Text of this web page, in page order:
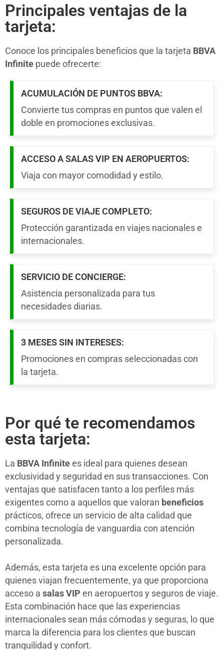
Principales ventajas de la
tarjeta:
Conoce los principales beneficios que la tarjeta BBVA
Infinite puede ofrecerte:
ACUMULACIÓN DE PUNTOS BBVA:
Convierte tus compras en puntos que valen el
doble en promociones exclusivas.
ACCESO A SALAS VIP EN AEROPUERTOS:
Viaja con mayor comodidad y estilo.
SEGUROS DE VIAJE COMPLETO:
Protección garantizada en viajes nacionales e
internacionales.
SERVICIO DE CONCIERGE:
Asistencia personalizada para tus
necesidades diarias.
3 MESES SIN INTERESES:
Promociones en compras seleccionadas con
la tarjeta.
Por qué te recomendamos
esta tarjeta:
La BBVA Infinite es ideal para quienes desean
exclusividad y seguridad en sus transacciones. Con
ventajas que satisfacen tanto a los perfiles más
exigentes como a aquellos que valoran beneficios
prácticos, ofrece un servicio de alta calidad que
combina tecnología de vanguardia con atención
personalizada.
Además, esta tarjeta es una excelente opción para
quienes viajan frecuentemente, ya que proporciona
acceso a salas VIP en aeropuertos y seguros de viaje.
Esta combinación hace que las experiencias
internacionales sean más cómodas y seguras, lo que
marca la diferencia para los clientes que buscan
tranquilidad y confort.